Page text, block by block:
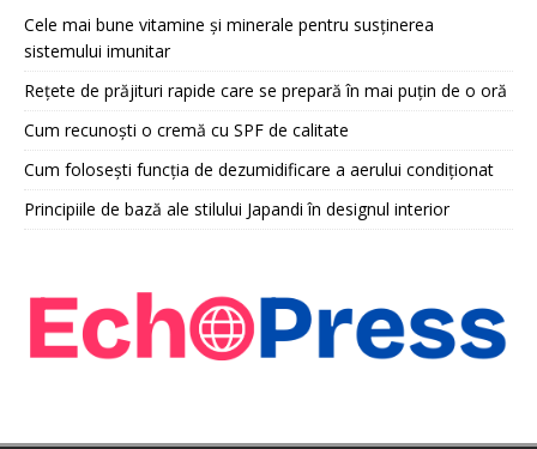
Cele mai bune vitamine și minerale pentru susținerea
sistemului imunitar
Rețete de prăjituri rapide care se prepară în mai puțin de o oră
Cum recunoști o cremă cu SPF de calitate
Cum folosești funcția de dezumidificare a aerului condiționat
Principiile de bază ale stilului Japandi în designul interior